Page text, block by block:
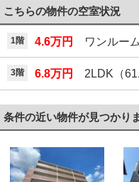
こちらの物件の空室状況
1階 4.6万円 ワンルー
3階 6.8万円 2LDK（
条件の近い物件が見つかり